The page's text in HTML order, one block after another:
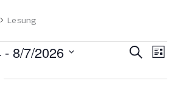
Lesung
Veranstaltungen
und
SucheListe
- 8/7/2026